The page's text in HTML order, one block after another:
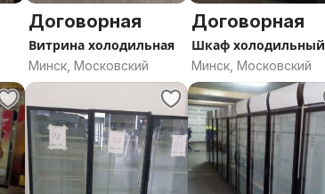
Договорная
Витрина холодильная
Минск, Московский
Договорная
Шкаф холодильный
Минск, Московский